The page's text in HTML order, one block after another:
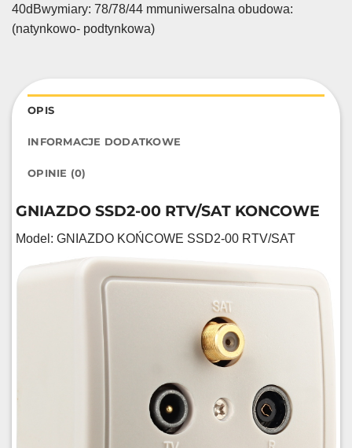
40dBwymiary: 78/78/44 mmuniwersalna obudowa:
(natynkowo- podtynkowa)
OPIS
INFORMACJE DODATKOWE
OPINIE (0)
GNIAZDO SSD2-00 RTV/SAT KONCOWE
Model: GNIAZDO KOŃCOWE SSD2-00 RTV/SAT